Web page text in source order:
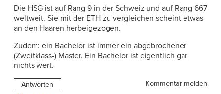
Die HSG ist auf Rang 9 in der Schweiz und auf Rang 667
weltweit. Sie mit der ETH zu vergleichen scheint etwas
an den Haaren herbeigezogen.
Zudem: ein Bachelor ist immer ein abgebrochener
(Zweitklass-) Master. Ein Bachelor ist eigentlich gar
nichts wert.
Antworten
Kommentar melden